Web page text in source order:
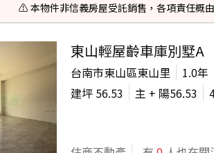
⚠️ 本物件非信義房屋受託銷售，各項責任概
東山輕屋齡車庫別墅A
台南市東山區東山里 1.0年
建坪 56.53 主 + 陽56.53